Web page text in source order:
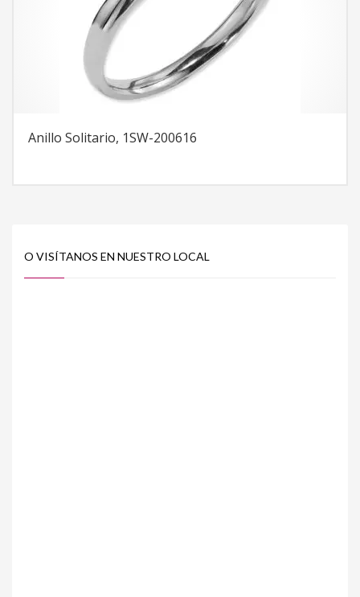
Anillo Solitario, 1SW-200616
O VISÍTANOS EN NUESTRO LOCAL